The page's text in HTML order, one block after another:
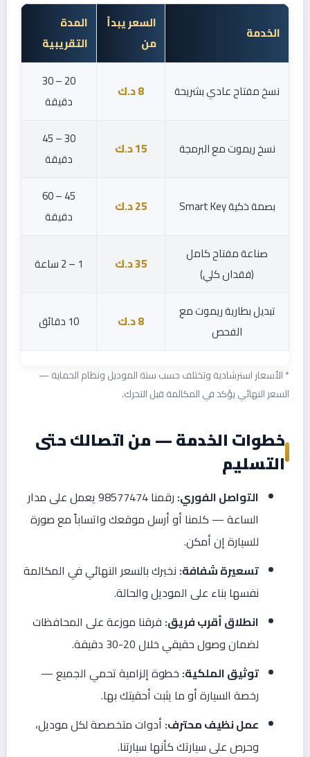
الخدمة
السعر يبدأ
من
المدة
التقريبية
نسخ مفتاح عادي بشريحة 8 د.ك
20 – 30
دقيقة
نسخ ريموت مع البرمجة 15 د.ك
30 – 45
دقيقة
بصمة ذكية Smart Key 25 د.ك
45 – 60
دقيقة
صناعة مفتاح كامل
(فقدان كلي)
35 د.ك 1 – 2 ساعة
تبديل بطارية ريموت مع
الفحص
8 د.ك 10 دقائق
* الأسعار استرشادية وتختلف حسب سنة الموديل ونظام الحماية —
السعر النهائي يؤكد في المكالمة قبل التحرك.
خطوات الخدمة — من اتصالك حتى
التسليم
التواصل الفوري:
رقمنا 98577474 يعمل على مدار
الساعة — كلمنا أو أرسل موقعك واتساباً مع صورة
للسيارة إن أمكن.
تسعيرة شفافة: نخبرك بالسعر النهائي في المكالمة
نفسها بناء على الموديل والحالة.
انطلاق أقرب فريق: فرقنا موزعة على المحافظات
لضمان وصول حقيقي خلال 20-30 دقيقة.
توثيق الملكية: خطوة إلزامية تحمي الجميع —
رخصة السيارة أو ما يثبت أحقيتك بها.
عمل نظيف محترف: أدوات متخصصة لكل موديل،
وحرص على سيارتك كأنها سيارتنا.